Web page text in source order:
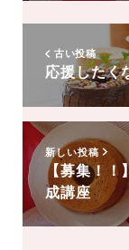
古い投稿
応援したく
新しい投稿
【募集！！
成講座